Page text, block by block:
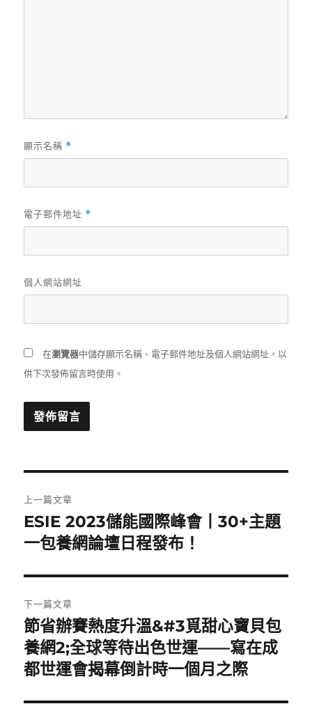
顯示名稱 *
電子郵件地址 *
個人網站網址
在瀏覽器中儲存顯示名稱、電子郵件地址及個人網站網址，以
供下次發佈留言時使用。
章
導
覽
上一篇文章
上
一
文
章:
ESIE 2023儲能國際峰會丨30+主題
一包養網論壇日程發布！
下一篇文章
下
一
篇
節省辦賽熱度升溫&#3覓甜心寶貝包
養網2;全球等待出色世運——寫在成
都世運會揭幕倒計時一個月之際